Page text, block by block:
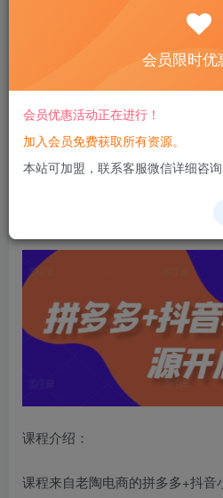
8.8
免费
您当前未登录！建议
案例等(更新25年
课程介绍：
课程来自老陶电商的拼多多+抖音
会员限时优
会员优惠活动正在进行！
加入会员免费获取所有资源。
本站可加盟，联系客服微信详细咨询